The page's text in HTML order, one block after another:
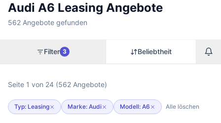
Audi A6 Leasing Angebote
562 Angebote gefunden
Filter 3 Beliebtheit
Seite 1 von 24 (562 Angebote)
Typ: Leasing Marke: Audi Modell: A6 Alle löschen